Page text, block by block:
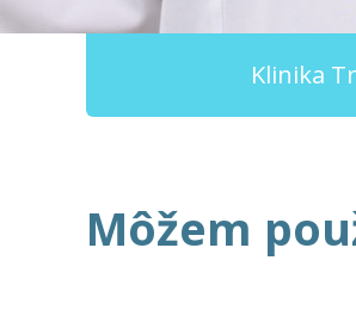
Klinika
Môžem